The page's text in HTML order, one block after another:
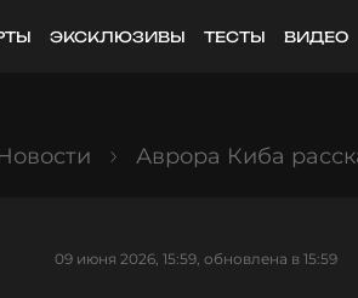
ЭКСКЛЮЗИВЫ ТЕСТЫ ВИДЕО
Аврора Киба
09 июня 2026, 15:59, обновлена в 15:59